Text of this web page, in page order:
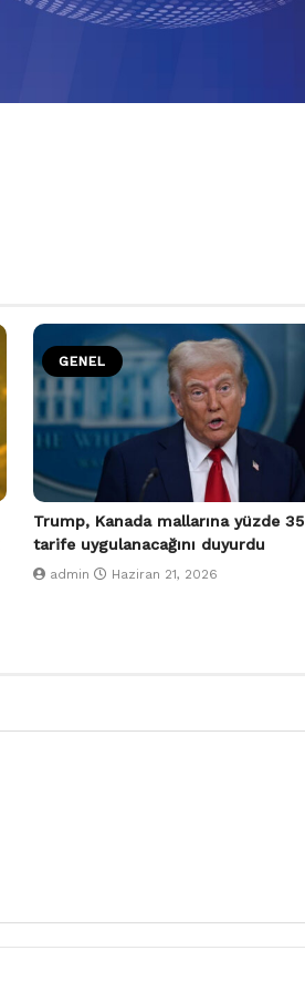
GENEL
Trump, Kanada mallarına yüzde 35
tarife uygulanacağını duyurdu
admin Haziran 21, 2026